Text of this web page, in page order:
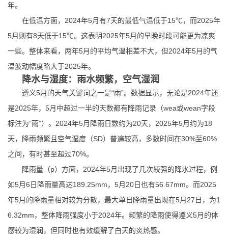
年。
在低温方面，2024年5月有7天的最低气温低于15℃，而2025年
5月则有8天低于15℃。这表明2025年5月的早晚时段可能更为凉爽
一些。整体来看，两年5月的平均气温相差不大，但2024年5月的气
温波动幅度略大于2025年。
降水与湿度：雨水频繁，空气湿润
遵义5月的天气关键词之一是“雨”。数据显示，无论是2024年还
是2025年，5月中超过一半的天数都有降雨记录（wea或wean字段
标注为“雨”）。2024年5月降雨日数约为20天，2025年5月约为18
天，降雨频繁且空气湿度（SD）普遍较高，多数时间在30%至60%
之间，有时甚至超过70%。
降雨量（p）方面，2024年5月出现了几次较强的降水过程，例
如5月6日降雨量高达189.25mm，5月20日也有56.67mm。而2025
年5月的降雨量相对较为分散，最大单日降雨量出现在5月27日，为1
6.32mm，整体降雨强度小于2024年。频繁的降雨使得遵义5月的体
感较为湿润，但同时也有效缓解了白天的炎热感。